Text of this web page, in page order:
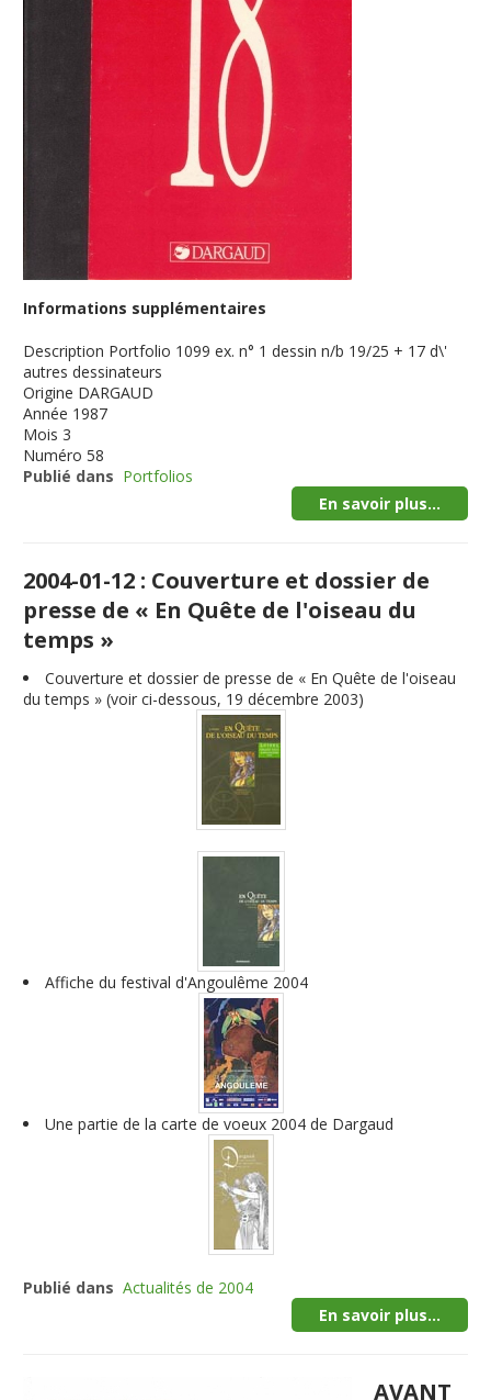
Informations supplémentaires
Description Portfolio 1099 ex. n° 1 dessin n/b 19/25 + 17 d\'
autres dessinateurs
Origine DARGAUD
Année 1987
Mois 3
Numéro 58
Publié dans Portfolios
En savoir plus...
2004-01-12 : Couverture et dossier de
presse de « En Quête de l'oiseau du
temps »
Couverture et dossier de presse de « En Quête de l'oiseau
du temps » (voir ci-dessous, 19 décembre 2003)
Affiche du festival d'Angoulême 2004
Une partie de la carte de voeux 2004 de Dargaud
Publié dans Actualités de 2004
En savoir plus...
AVANT